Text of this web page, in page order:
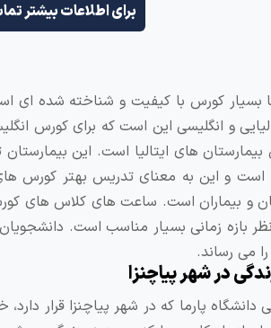
برای اطلاعات بیشتر
بسیار کورس با کیفیت و شناخته شده
و انگلیسی این است که برای کورس
است و این به معنای تدریس بهتر کورس
می رساند.
در شهر پیاچنزا
پارما که در شهر پیاچنزا قرار